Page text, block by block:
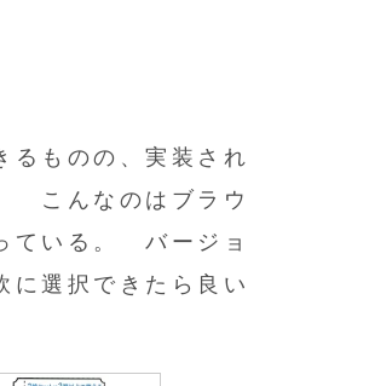
ものの、実装され
こんなのはブラウ
ている。 バージョ
に選択できたら良い